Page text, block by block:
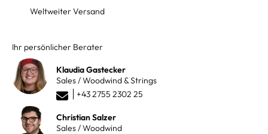
Weltweiter Versand
Ihr persönlicher Berater
Klaudia Gastecker
Sales / Woodwind & Strings
+43 2755 2302 25
Christian Salzer
Sales / Woodwind